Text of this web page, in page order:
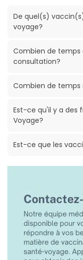
De quel(s)
voyage?
Combien de
consultation?
Combien de temps
Est-ce qu'il y a des
Voyage?
Est-ce que les